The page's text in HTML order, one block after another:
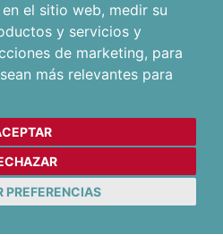
el sitio web, medir su
y servicios y
de marketing, para
más relevantes para
PREFERENCIAS